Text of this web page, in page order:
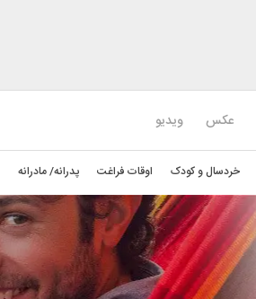
عکس ویدیو
خردسال و کودک اوقات فراغت پدرانه/ مادرانه